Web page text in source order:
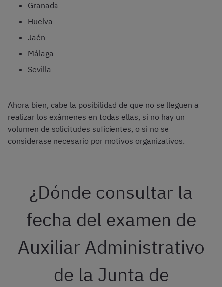
Granada
Huelva
Jaén
Málaga
Sevilla
Ahora bien, cabe la posibilidad de que no se lleguen a
realizar los exámenes en todas ellas, si no hay un
volumen de solicitudes suficientes, o si no se
considerase necesario por motivos organizativos.
¿Dónde consultar la
fecha del examen de
Auxiliar Administrativo
de la Junta de